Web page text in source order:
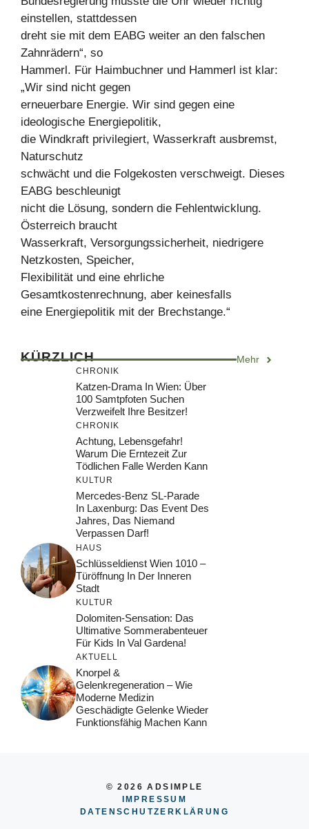
einstellen, stattdessen
dreht sie mit dem EABG weiter an den falschen
Zahnrädern“, so
Hammerl. Für Haimbuchner und Hammerl ist klar:
„Wir sind nicht gegen
erneuerbare Energie. Wir sind gegen eine
ideologische Energiepolitik,
die Windkraft privilegiert, Wasserkraft ausbremst,
Naturschutz
schwächt und die Folgekosten verschweigt. Dieses
EABG beschleunigt
nicht die Lösung, sondern die Fehlentwicklung.
Österreich braucht
Wasserkraft, Versorgungssicherheit, niedrigere
Netzkosten, Speicher,
Flexibilität und eine ehrliche
Gesamtkostenrechnung, aber keinesfalls
eine Energiepolitik mit der Brechstange.“
KÜRZLICH Mehr
CHRONIK
Katzen-Drama In Wien: Über
100 Samtpfoten Suchen
Verzweifelt Ihre Besitzer!
CHRONIK
Achtung, Lebensgefahr!
Warum Die Erntezeit Zur
Tödlichen Falle Werden Kann
KULTUR
Mercedes-Benz SL-Parade
In Laxenburg: Das Event Des
Jahres, Das Niemand
Verpassen Darf!
HAUS
Schlüsseldienst Wien 1010 –
Türöffnung In Der Inneren
Stadt
KULTUR
Dolomiten-Sensation: Das
Ultimative Sommerabenteuer
Für Kids In Val Gardena!
AKTUELL
Knorpel &
Gelenkregeneration – Wie
Moderne Medizin
Geschädigte Gelenke Wieder
Funktionsfähig Machen Kann
© 2026 ADSIMPLE
IMPRESSUM
DATENSCHUTZERKLÄRUNG